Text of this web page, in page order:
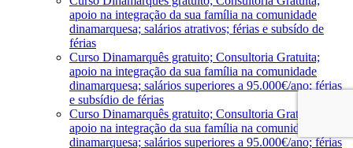
apoio na integração da sua família na comunidade
dinamarquesa; salários atrativos; férias e subsído de
férias
Curso Dinamarquês gratuito; Consultoria Gratuita;
apoio na integração da sua família na comunidade
dinamarquesa; salários superiores a 95.000€/ano; férias
e subsídio de férias
Curso Dinamarquês gratuito; Consultoria Gratuita;
apoio na integração da sua família na comunidade
dinamarquesa; salários superiores a 95.000€/ano; férias